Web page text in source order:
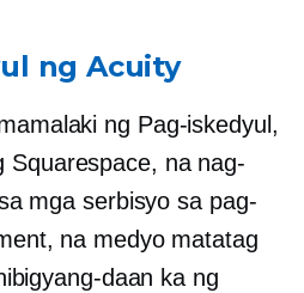
ng Acuity
ng Pag-iskedyul,
Squarespace, na nag-
mga serbisyo sa pag-
na medyo matatag
daan ka ng